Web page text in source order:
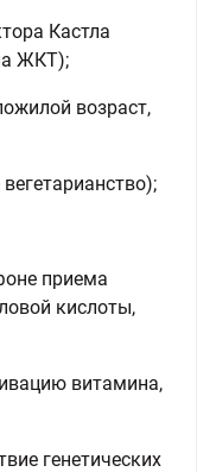
Кастла
ЖКТ);
возраст,
приема
кислоты,
витамина,
генетических